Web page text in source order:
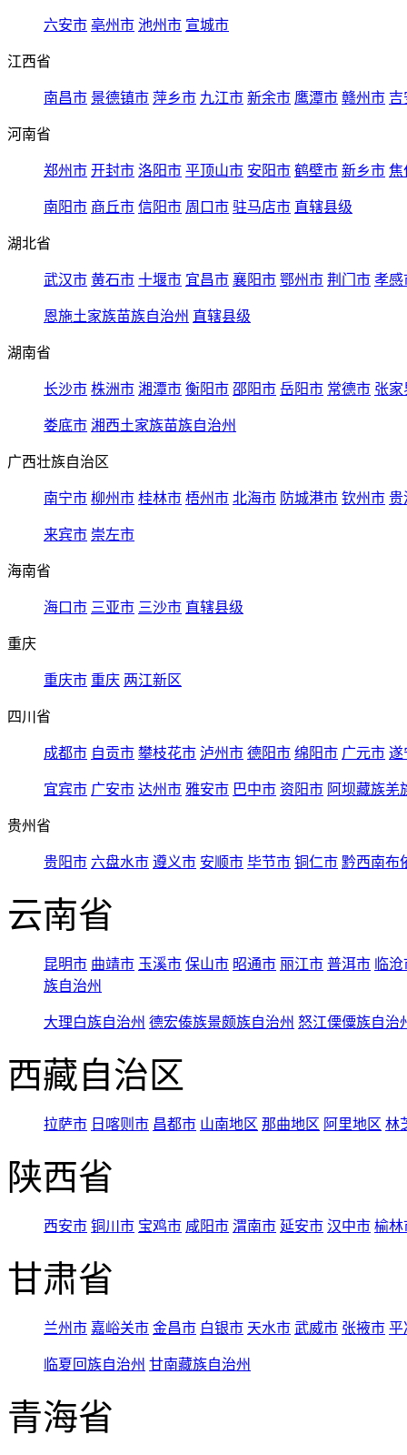
六安市 亳州市 池州市 宣城市
江西省
南昌市 景德镇市 萍乡市 九江市 新余市 鹰潭市 赣州市 吉
河南省
郑州市 开封市 洛阳市 平顶山市 安阳市 鹤壁市 新乡市 焦
南阳市 商丘市 信阳市 周口市 驻马店市 直辖县级
湖北省
武汉市 黄石市 十堰市 宜昌市 襄阳市 鄂州市 荆门市 孝感
恩施土家族苗族自治州 直辖县级
湖南省
长沙市 株洲市 湘潭市 衡阳市 邵阳市 岳阳市 常德市 张家
娄底市 湘西土家族苗族自治州
广西壮族自治区
南宁市 柳州市 桂林市 梧州市 北海市 防城港市 钦州市 贵
来宾市 崇左市
海南省
海口市 三亚市 三沙市 直辖县级
重庆
重庆市 重庆 两江新区
四川省
成都市 自贡市 攀枝花市 泸州市 德阳市 绵阳市 广元市 遂
宜宾市 广安市 达州市 雅安市 巴中市 资阳市 阿坝藏族羌
贵州省
贵阳市 六盘水市 遵义市 安顺市 毕节市 铜仁市 黔西南布
云南省
昆明市 曲靖市 玉溪市 保山市 昭通市 丽江市 普洱市 临
族自治州
大理白族自治州 德宏傣族景颇族自治州 怒江傈僳族自治
西藏自治区
拉萨市 日喀则市 昌都市 山南地区 那曲地区 阿里地区 林
陕西省
西安市 铜川市 宝鸡市 咸阳市 渭南市 延安市 汉中市 榆林
甘肃省
兰州市 嘉峪关市 金昌市 白银市 天水市 武威市 张掖市 平
临夏回族自治州 甘南藏族自治州
青海省